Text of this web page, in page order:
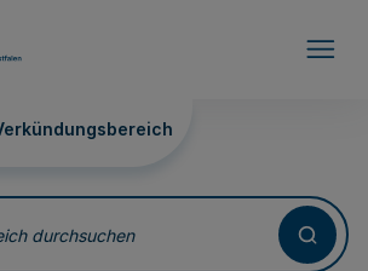
durchsuchen